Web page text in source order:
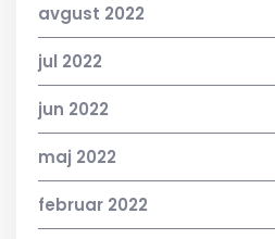
avgust 2022
jul 2022
jun 2022
maj 2022
februar 2022